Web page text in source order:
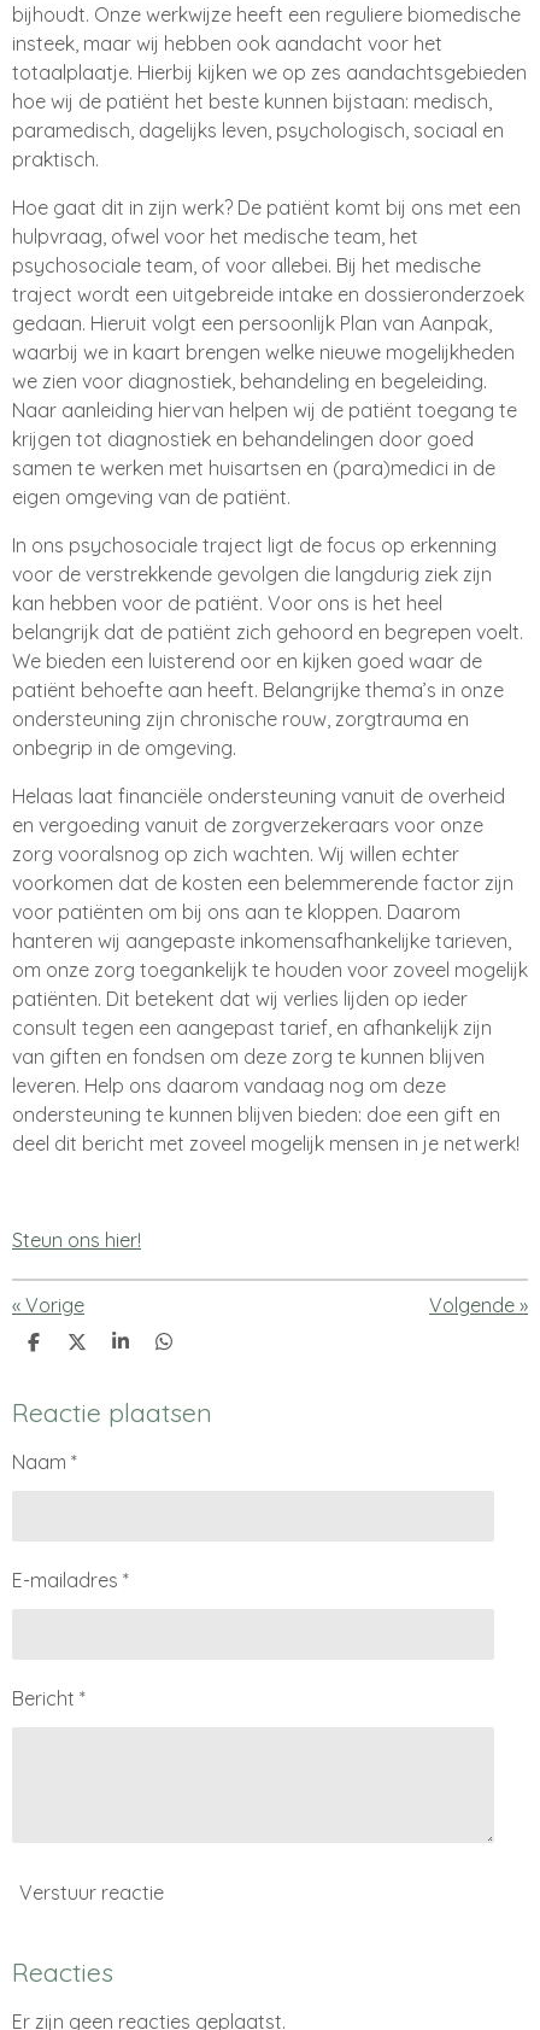
bijhoudt. Onze werkwijze heeft een reguliere biomedische
insteek, maar wij hebben ook aandacht voor het
totaalplaatje. Hierbij kijken we op zes aandachtsgebieden
hoe wij de patiënt het beste kunnen bijstaan: medisch,
paramedisch, dagelijks leven, psychologisch, sociaal en
praktisch.
Hoe gaat dit in zijn werk? De patiënt komt bij ons met een
hulpvraag, ofwel voor het medische team, het
psychosociale team, of voor allebei. Bij het medische
traject wordt een uitgebreide intake en dossieronderzoek
gedaan. Hieruit volgt een persoonlijk Plan van Aanpak,
waarbij we in kaart brengen welke nieuwe mogelijkheden
we zien voor diagnostiek, behandeling en begeleiding.
Naar aanleiding hiervan helpen wij de patiënt toegang te
krijgen tot diagnostiek en behandelingen door goed
samen te werken met huisartsen en (para)medici in de
eigen omgeving van de patiënt.
In ons psychosociale traject ligt de focus op erkenning
voor de verstrekkende gevolgen die langdurig ziek zijn
kan hebben voor de patiënt. Voor ons is het heel
belangrijk dat de patiënt zich gehoord en begrepen voelt.
We bieden een luisterend oor en kijken goed waar de
patiënt behoefte aan heeft. Belangrijke thema’s in onze
ondersteuning zijn chronische rouw, zorgtrauma en
onbegrip in de omgeving.
Helaas laat financiële ondersteuning vanuit de overheid
en vergoeding vanuit de zorgverzekeraars voor onze
zorg vooralsnog op zich wachten. Wij willen echter
voorkomen dat de kosten een belemmerende factor zijn
voor patiënten om bij ons aan te kloppen. Daarom
hanteren wij aangepaste inkomensafhankelijke tarieven,
om onze zorg toegankelijk te houden voor zoveel mogelijk
patiënten. Dit betekent dat wij verlies lijden op ieder
consult tegen een aangepast tarief, en afhankelijk zijn
van giften en fondsen om deze zorg te kunnen blijven
leveren. Help ons daarom vandaag nog om deze
ondersteuning te kunnen blijven bieden: doe een gift en
deel dit bericht met zoveel mogelijk mensen in je netwerk!
Steun ons hier!
« Vorige Volgende »
D
e
n
D
l
S
r
e
D
e
n
Reactie plaatsen
Naam *
E-mailadres *
Bericht *
Verstuur reactie
Reacties
Er zijn geen reacties geplaatst.